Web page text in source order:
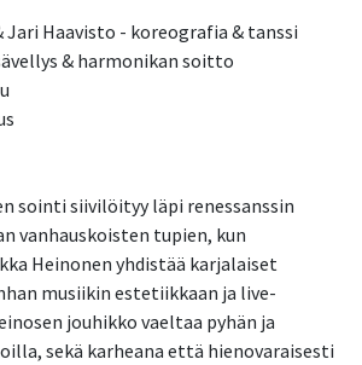
Haavisto - koreografia & tanssi
& harmonikan soitto
sointi siivilöityy läpi renessanssin
vanhauskoisten tupien, kun
Heinonen yhdistää karjalaiset
musiikin estetiikkaan ja live-
jouhikko vaeltaa pyhän ja
sekä karheana että hienovaraisesti